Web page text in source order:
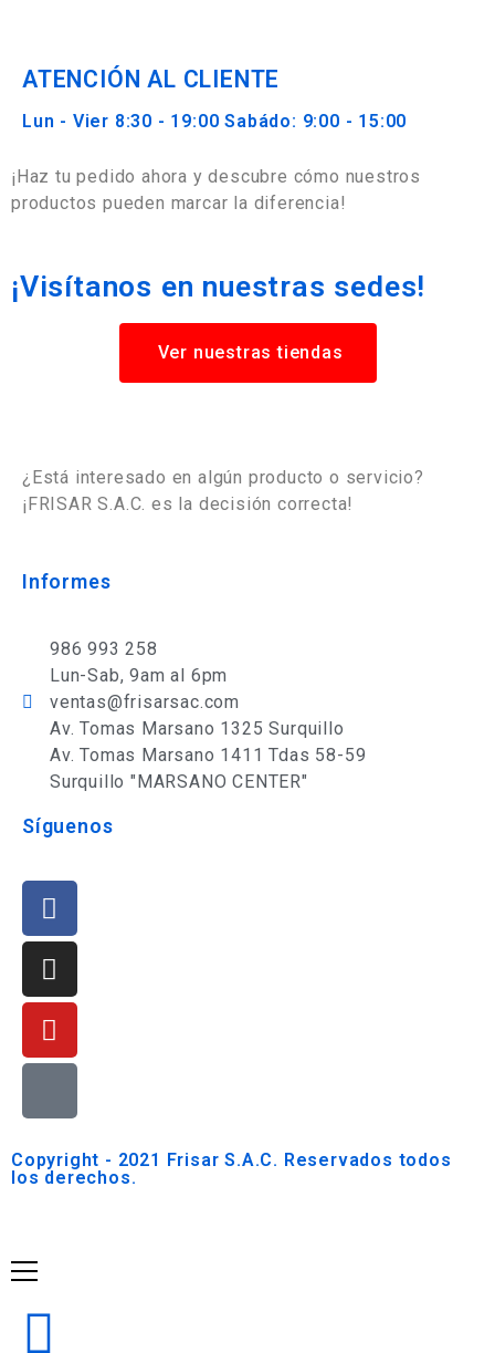
ATENCIÓN AL CLIENTE
Lun - Vier 8:30 - 19:00 Sabádo: 9:00 - 15:00
¡Haz tu pedido ahora y descubre cómo nuestros
productos pueden marcar la diferencia!
¡Visítanos en nuestras sedes!
Ver nuestras tiendas
¿Está interesado en algún producto o servicio?
¡FRISAR S.A.C. es la decisión correcta!
Informes
986 993 258
Lun-Sab, 9am al 6pm
ventas@frisarsac.com
Av. Tomas Marsano 1325 Surquillo
Av. Tomas Marsano 1411 Tdas 58-59
Surquillo "MARSANO CENTER"
Síguenos
Copyright - 2021 Frisar S.A.C. Reservados todos
los derechos.